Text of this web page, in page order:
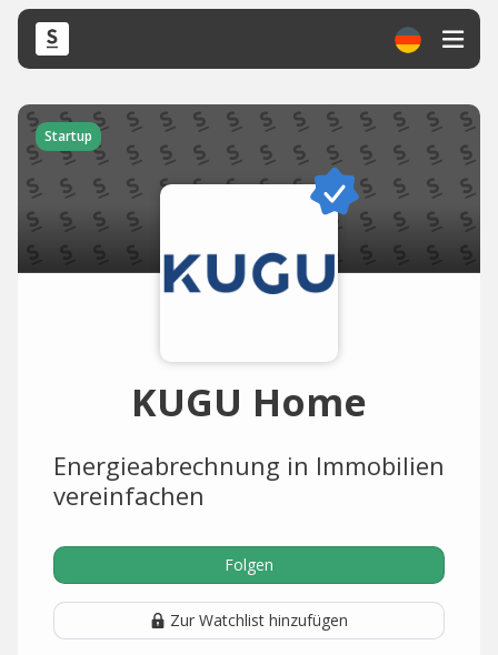
Startup
KUGU Home
Energieabrechnung in Immobilien
vereinfachen
Folgen
Zur Watchlist hinzufügen